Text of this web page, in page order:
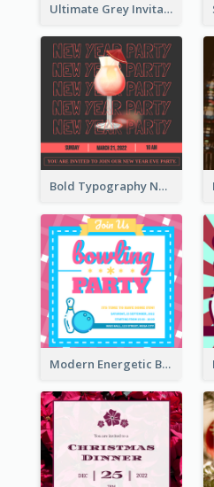
Ultimate Grey Invitation Design Template
Bold Typography New Year Party Invitation Design
Modern Energetic Bowling Invitation Design